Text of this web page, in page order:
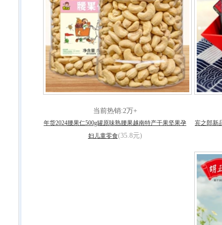
当前热销:2万+
年货2024腰果仁500g罐原味熟腰果越南特产干果坚果孕
妇儿童零食(35.8元)
宾之郎新